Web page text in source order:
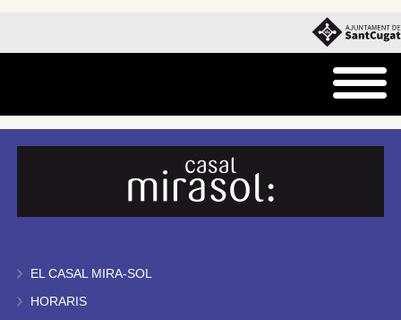
EL CASAL MIRA-SOL
HORARIS